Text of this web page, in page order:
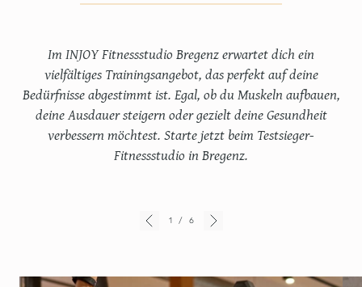
Im INJOY Fitnessstudio Bregenz erwartet dich ein
vielfältiges Trainingsangebot, das perfekt auf deine
Bedürfnisse abgestimmt ist. Egal, ob du Muskeln aufbauen,
deine Ausdauer steigern oder gezielt deine Gesundheit
verbessern möchtest. Starte jetzt beim Testsieger-
Fitnessstudio in Bregenz.
1 / 6